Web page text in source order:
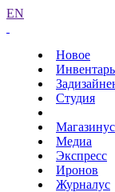
EN
Новое
Инвентарь
Студия
Магазинус
Медиа
Экспресс
Иронов
Журналус